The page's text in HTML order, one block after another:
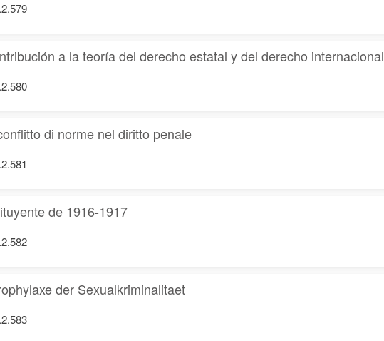
a la teoría del derecho estatal y del derecho internacional
di norme nel diritto penale
de 1916-1917
der Sexualkriminalitaet